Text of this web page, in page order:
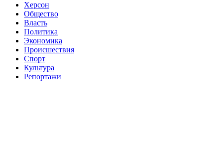
Херсон
Общество
Власть
Политика
Экономика
Происшествия
Спорт
Культура
Репортажи